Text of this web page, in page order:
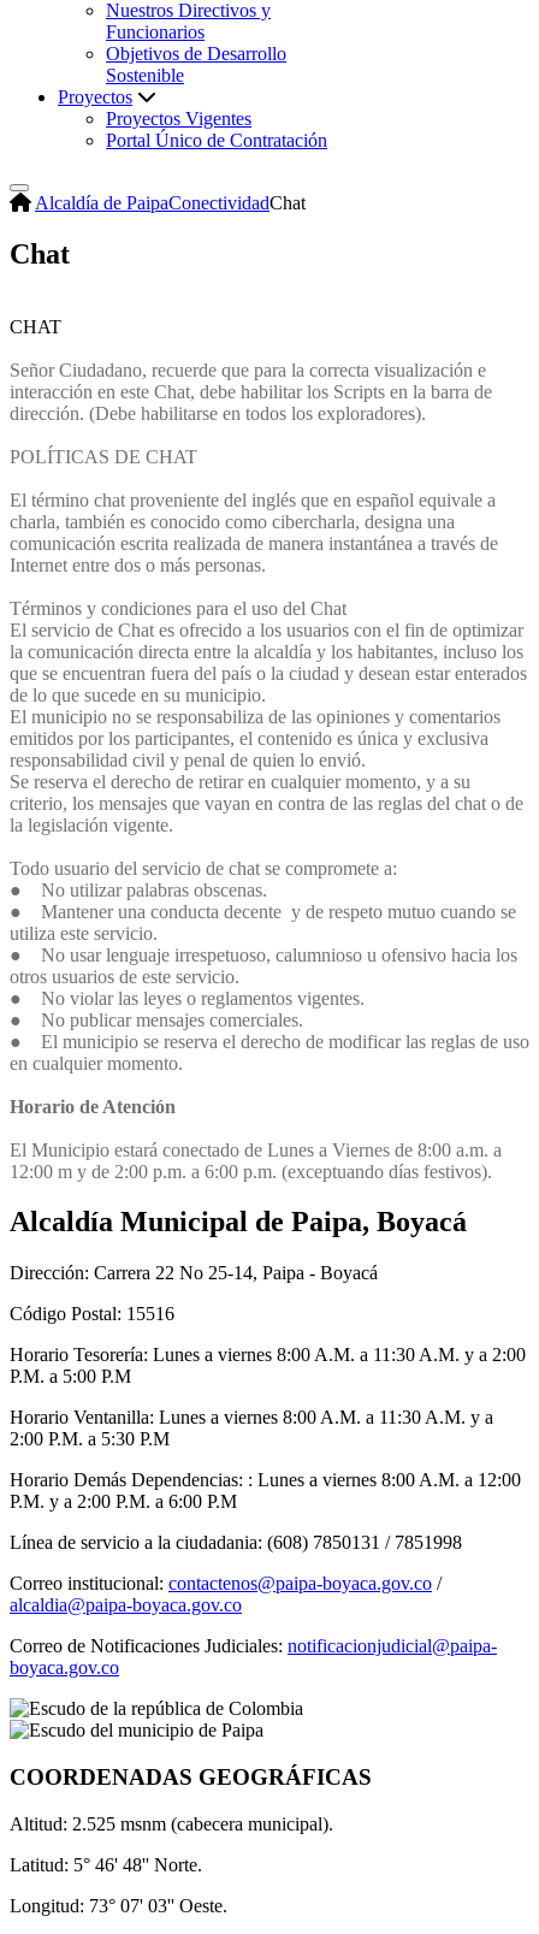
Nuestros Directivos y
Funcionarios
Objetivos de Desarrollo
Sostenible
Proyectos
Proyectos Vigentes
Portal Único de Contratación
Alcaldía de PaipaConectividadChat
Chat
CHAT​​
Señor Ciudadano, recuerde que para la correcta visualización e
interacción en este Chat, debe habilitar los Scripts en la barra de
dirección. (Debe habilitarse en todos los exploradores).​
​POLÍTICAS DE CHAT
El término chat proveniente del inglés que en español equivale a
charla, también es conocido como cibercharla, designa una
comunicación escrita realizada de manera instantánea a través de
Internet entre dos o más personas.
Términos y condiciones para el uso del Chat
El servicio de Chat es ofrecido a los usuarios con el fin de optimizar
la comunicación directa entre la alcaldía y los habitantes, incluso los
que se encuentran fuera del país o la ciudad y desean estar enterados
de lo que sucede en su municipio.
El municipio no se responsabiliza de las opiniones y comentarios
emitidos por los participantes, el contenido es única y exclusiva
responsabilidad civil y penal de quien lo envió.
Se reserva el derecho de retirar en cualquier momento, y a su
criterio, los mensajes que vayan en contra de las reglas del chat o de
la legislación vigente.
Todo usuario del servicio de chat se compromete a:
● No utilizar palabras obscenas.
● Mantener una conducta decente y de respeto mutuo cuando se
utiliza este servicio.
● No usar lenguaje irrespetuoso, calumnioso u ofensivo hacia los
otros usuarios de este servicio.
● No violar las leyes o reglamentos vigentes.
● No publicar mensajes comerciales.
● El municipio se reserva el derecho de modificar las reglas de uso
en cualquier momento.​​
Horario de Atención
El Municipio estará conectado de Lunes a Viernes de 8:00 a.m. a
12:00 m y de 2:00 p.m. a 6:00 p.m. (exceptuando días festivos).​​​​
Alcaldía Municipal de Paipa, Boyacá
Dirección: Carrera 22 No 25-14, Paipa - Boyacá
Código Postal: 15516
Horario Tesorería: Lunes a viernes 8:00 A.M. a 11:30 A.M. y a 2:00
P.M. a 5:00 P.M
Horario Ventanilla: Lunes a viernes 8:00 A.M. a 11:30 A.M. y a
2:00 P.M. a 5:30 P.M
Horario Demás Dependencias: : Lunes a viernes 8:00 A.M. a 12:00
P.M. y a 2:00 P.M. a 6:00 P.M
Línea de servicio a la ciudadania: (608) 7850131 / 7851998
Correo institucional: contactenos@paipa-boyaca.gov.co /
alcaldia@paipa-boyaca.gov.co
Correo de Notificaciones Judiciales: notificacionjudicial@paipa-
boyaca.gov.co
COORDENADAS GEOGRÁFICAS
Altitud: 2.525 msnm (cabecera municipal).
Latitud: 5° 46' 48'' Norte.
Longitud: 73° 07' 03'' Oeste.